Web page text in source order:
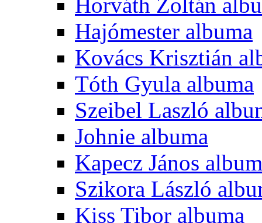
Hajómester albuma
Kovács Krisztián
Tóth Gyula albuma
Szeibel Laszló
Johnie albuma
Kapecz János
Szikora László
Kiss Tibor albuma